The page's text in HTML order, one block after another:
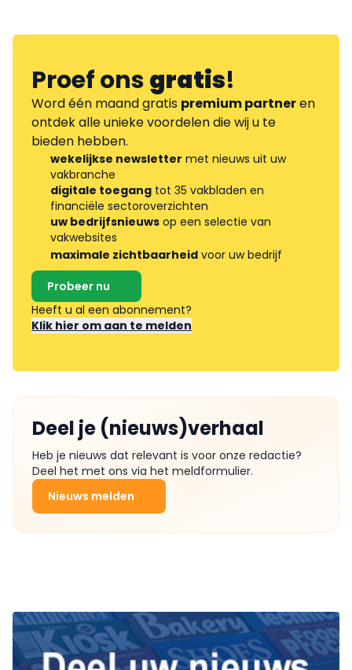
Proef onsgratis!
Word één maand gratis premium partneren
ontdek alle unieke voordelen die wij u te
bieden hebben.
wekelijkse newsletter met nieuws uit uw
vakbranche
digitale toegang tot 35 vakbladen en
financiële sectoroverzichten
uw bedrijfsnieuws op een selectie van
vakwebsites
maximale zichtbaarheid voor uw bedrijf
Probeer nu
Heeft u al een abonnement?
Klik hier om aan te melden
Deel je (nieuws)verhaal
Heb je nieuws dat relevant is voor onze redactie?
Deel het met ons via het meldformulier.
Nieuws melden